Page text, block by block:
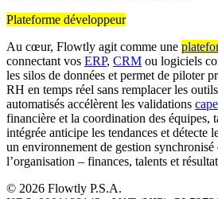
Plateforme développeur
Au cœur, Flowtly agit comme une
connectant vos ERP, CRM ou logiciels
les silos de données et permet de piloter
RH en temps réel sans remplacer les
automatisés accélèrent les validations
financière et la coordination des équipes,
intégrée anticipe les tendances et détecte
un environnement de gestion
l’organisation – finances, talents et
© 2026 Flowtly P.S.A.